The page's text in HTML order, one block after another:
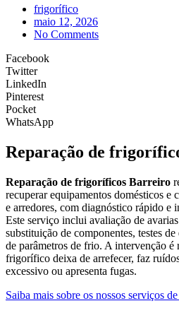
frigorífico
maio 12, 2026
No Comments
Facebook
Twitter
LinkedIn
Pinterest
Pocket
WhatsApp
Reparação de
Reparação de frigoríficos Barreiro
recuperar equipamentos domésticos e
e arredores, com diagnóstico rápido e
Este serviço inclui avaliação de
substituição de componentes, testes
de parâmetros de frio. A intervenção é
frigorífico deixa de arrefecer, faz
excessivo ou apresenta fugas.
Saiba mais sobre os nossos serviços